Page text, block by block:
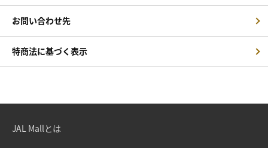
お問い合わせ先
特商法に基づく表示
JAL Mallとは